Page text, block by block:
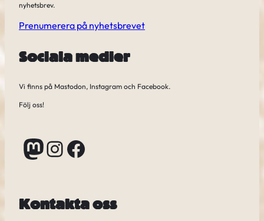
nyhetsbrev.
Prenumerera på nyhetsbrevet
Sociala medier
Vi finns på Mastodon, Instagram och Facebook.
Följ oss!
Mastodon InstagramFacebook
Kontakta oss